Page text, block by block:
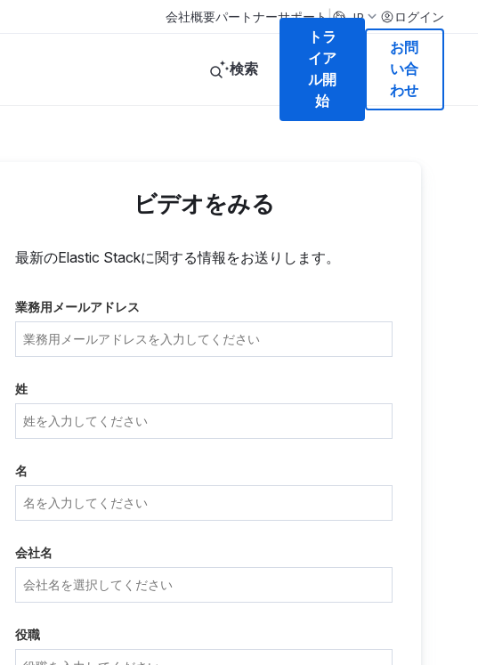
会社概要パートナーサポート| JP ログイン
検索
トラ
イア
ル開
始
お問
い合
わせ
ビデオをみる
最新のElastic Stackに関する情報をお送りします。
業務用メールアドレス
姓
名
会社名
役職